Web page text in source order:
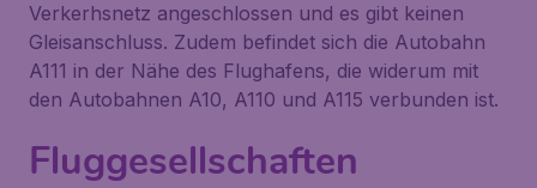
Verkerhsnetz angeschlossen und es gibt keinen
Gleisanschluss. Zudem befindet sich die Autobahn
A111 in der Nähe des Flughafens, die widerum mit
den Autobahnen A10, A110 und A115 verbunden ist.
Fluggesellschaften